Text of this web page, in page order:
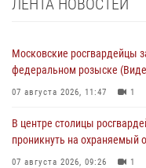
Московские росгвардейцы
федеральном розыске
07 августа 2026, 11:47 1
В центре столицы
проникнуть на охраняемый
07 августа 2026, 09:26 1